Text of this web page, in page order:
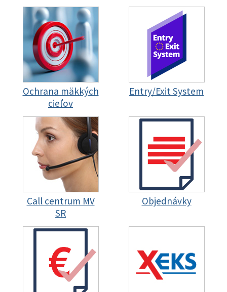
Ochrana mäkkých
cieľov
Entry/Exit System
Call centrum MV
SR
Objednávky